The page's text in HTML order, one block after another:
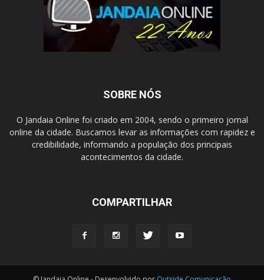
SOBRE NÓS
O Jandaia Online foi criado em 2004, sendo o primeiro jornal
online da cidade. Buscamos levar as informações com rapidez e
credibilidade, informando a população dos principais
acontecimentos da cidade.
COMPARTILHAR